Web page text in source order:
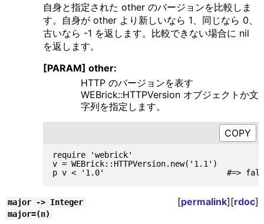
自身と指定された other のバージョンを比較しま
す。自身が other より新しいなら 1、同じなら 0、
古いなら -1 を返します。比較できない場合に nil
を返します。
[PARAM] other:
HTTP のバージョンを表す
WEBrick::HTTPVersion オブジェクトか文
字列を指定します。
require 'webrick'
v = WEBrick::HTTPVersion.new('1.1')
major -> Integer [permalink][rdoc]
major=(n)